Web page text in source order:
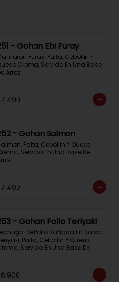
- Gohan Ebi Furay
Furay, Palta, Cebollin Y
Crema, Servido En Una Base
Arroz
- Gohan Salmon
Palta, Cebollin Y Queso
Servido En Una Base De
- Gohan Pollo Teriyaki
De Pollo Bañada En Salsa
Palta, Cebollin Y Queso
Servido En Una Base De